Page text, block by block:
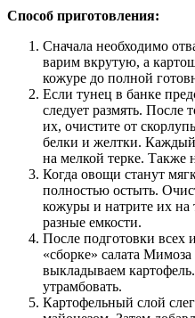
Способ приготовления:
Сначала необходимо
варим вкрутую, а
кожуре до полной
Если тунец в банке
следует размять. После
их, очистите от
белки и желтки. Каждый
на мелкой терке. Также
Когда овощи станут
полностью остыть.
кожуры и натрите их на
разные емкости.
После подготовки всех
«сборке» салата
выкладываем
утрамбовать.
Картофельный слой